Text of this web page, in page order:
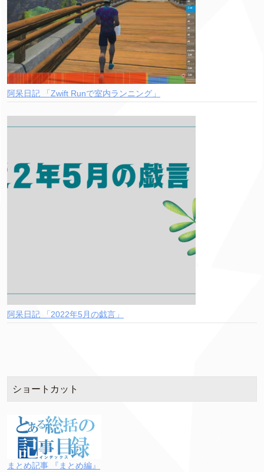
阿呆日記 「Zwift Runで室内ランニング」
阿呆日記 「2022年5月の戯言」
ショートカット
まとめ記事 『まとめ編』